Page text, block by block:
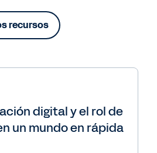
recursos
digital y el rol de
un mundo en rápida